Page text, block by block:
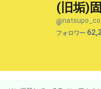
(旧垢)
@
フォロワー